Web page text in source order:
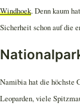
Windhoek. Denn kaum
Sicherheit schon auf die
Namibia hat die höchste
Leoparden, viele